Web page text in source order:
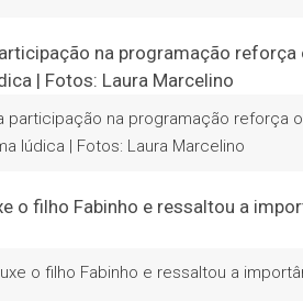
participação na programação reforça
lúdica | Fotos: Laura Marcelino
o filho Fabinho e ressaltou a